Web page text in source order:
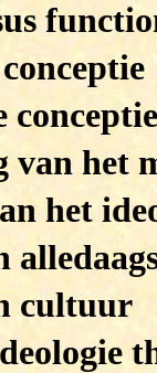
conceptie
van het
het
cultuur